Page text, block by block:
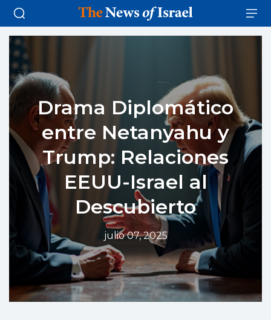
Drama Diplomático
entre Netanyahu y
Trump: Relaciones
EEUU-Israel al
Descubierto
julio 07, 2025